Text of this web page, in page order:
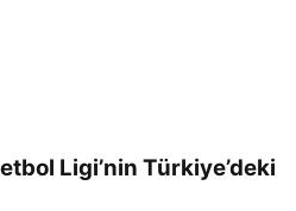
Ligi’nin Türkiye’deki